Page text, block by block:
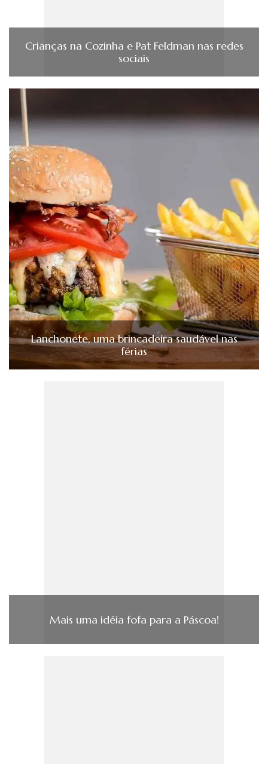
Crianças na Cozinha e Pat Feldman nas redes
sociais
Lanchonete, uma brincadeira saudável nas
férias
Mais uma idéia fofa para a Páscoa!